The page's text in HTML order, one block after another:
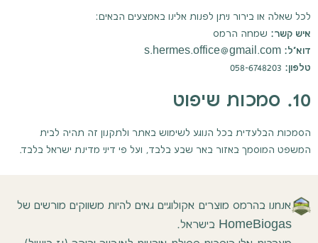
לכל שאלה או בירור ניתן לפנות אלינו באמצעים הבאים:
איש קשר: שמחה הרמס
דוא"ל:
טלפון:
10. סמכות שיפוט
הסמכות הבלעדית בכל הנוגע לשימוש באתר ולתקנון זה תהיה לבית
המשפט המוסמך באזור באר שבע בלבד, ועל פי דיני מדינת ישראל בלבד.
אנחנו בהרמס מוצרים אקולוגיים גאים להיות משווקים מורשים של
HomeBiogas בישראל.